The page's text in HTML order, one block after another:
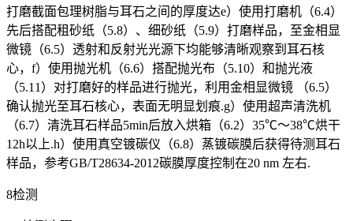
打磨截面包理树脂与耳石之间的厚度达e）使用打磨机（6.4）
先后搭配租砂纸（5.8）、细砂纸（5.9）打磨样品，至金相显
微镜（6.5）透射和反射光光源下均能够清晰观察到耳石核
心，f）使用抛光机（6.6）搭配抛光布（5.10）和抛光液
（5.11）对打磨好的样品进行抛光，利用金相显微镜 （6.5）
确认抛光至耳石核心，表面无明显划痕.g）使用超声清洗机
（6.7）清洗耳石样品5min后放入烘箱（6.2）35℃～38℃烘干
12h以上.h）使用真空镀碳仪（6.8）蒸镀碳膜后获得待测耳石
样品，参考GB/T28634-2012碳膜厚度控制在20 nm 左右.
8检测